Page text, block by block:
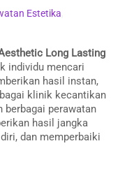
Estetika
Long Lasting
individu mencari
hasil instan,
klinik kecantikan
berbagai perawatan
hasil jangka
dan memperbaiki